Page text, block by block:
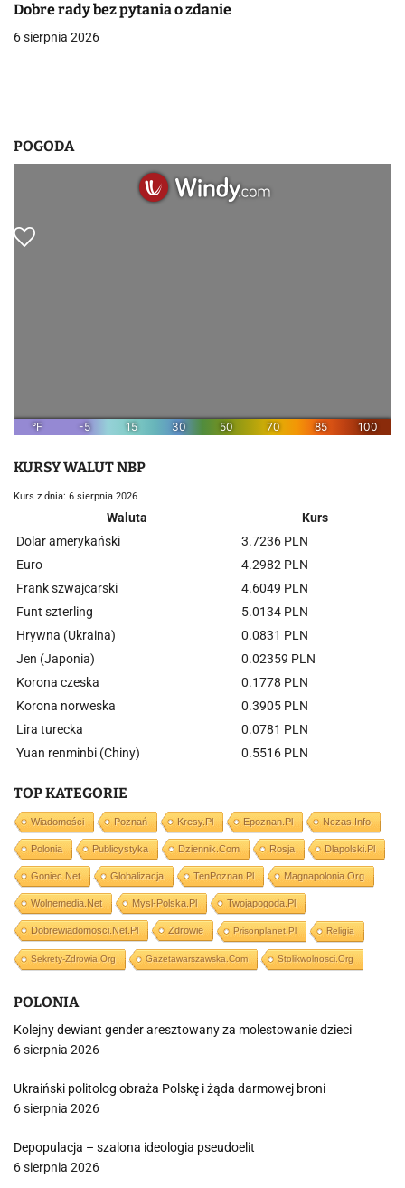
p
Dobre rady bez pytania o zdanie
6 sierpnia 2026
POGODA
KURSY WALUT NBP
Kurs z dnia: 6 sierpnia 2026
Waluta
Kurs
Dolar amerykański
3.7236 PLN
Euro
4.2982 PLN
Frank szwajcarski
4.6049 PLN
Funt szterling
5.0134 PLN
Hrywna (Ukraina)
0.0831 PLN
Jen (Japonia)
0.02359 PLN
Korona czeska
0.1778 PLN
Korona norweska
0.3905 PLN
Lira turecka
0.0781 PLN
Yuan renminbi (Chiny)
0.5516 PLN
TOP KATEGORIE
Wiadomości Poznań Kresy.pl Epoznan.pl Nczas.info
Polonia Publicystyka Dziennik.com Rosja Dlapolski.pl
Goniec.net Globalizacja TenPoznan.pl Magnapolonia.org
Wolnemedia.net Mysl-Polska.pl Twojapogoda.pl
Dobrewiadomosci.net.pl Zdrowie Prisonplanet.pl Religia
Sekrety-Zdrowia.org Gazetawarszawska.com Stolikwolnosci.org
POLONIA
Kolejny dewiant gender aresztowany za molestowanie dzieci
6 sierpnia 2026
Ukraiński politolog obraża Polskę i żąda darmowej broni
6 sierpnia 2026
Depopulacja – szalona ideologia pseudoelit
6 sierpnia 2026